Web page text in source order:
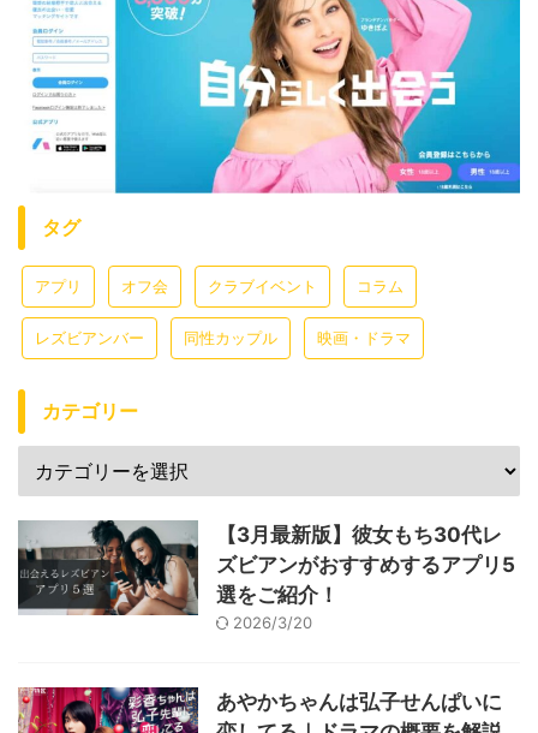
タグ
アプリ オフ会 クラブイベント コラム
レズビアンバー 同性カップル 映画・ドラマ
カテゴリー
【3月最新版】彼女もち30代レ
ズビアンがおすすめするアプリ5
選をご紹介！
2026/3/20
あやかちゃんは弘子せんぱいに